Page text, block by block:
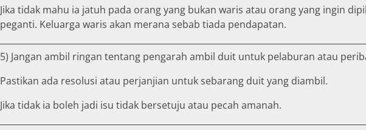
Jika tidak mahu ia jatuh pada orang yang bukan waris atau orang yang ingin
peganti. Keluarga waris akan merana sebab tiada pendapatan.
5) Jangan ambil ringan tentang pengarah ambil duit untuk pelaburan atau
Pastikan ada resolusi atau perjanjian untuk sebarang duit yang diambil.
Jika tidak ia boleh jadi isu tidak bersetuju atau pecah amanah.